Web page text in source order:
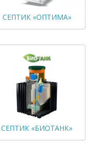
СЕПТИК «ОПТИМА»
СЕПТИК «БИОТАНК»